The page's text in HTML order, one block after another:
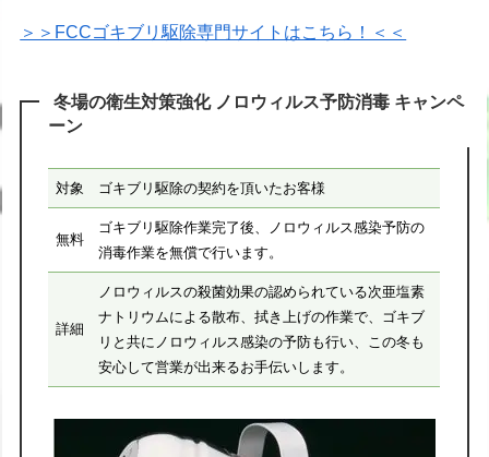
＞＞FCCゴキブリ駆除専門サイトはこちら！＜＜
冬場の衛生対策強化 ノロウィルス予防消毒 キャンペ
ーン
対象 ゴキブリ駆除の契約を頂いたお客様
無料
ゴキブリ駆除作業完了後、ノロウィルス感染予防の
消毒作業を無償で行います。
詳細
ノロウィルスの殺菌効果の認められている次亜塩素
ナトリウムによる散布、拭き上げの作業で、ゴキブ
リと共にノロウィルス感染の予防も行い、この冬も
安心して営業が出来るお手伝いします。